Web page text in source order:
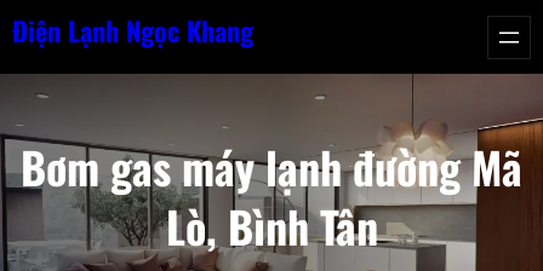
Chuyển
nội
dung
Điện Lạnh Ngọc Khang
Bơm gas máy lạnh đường Mã
Lò, Bình Tân